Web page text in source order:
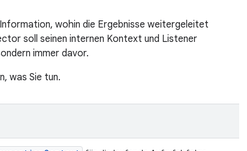
wohin die Ergebnisse weitergeleitet
soll seinen internen Kontext und Listener
immer davor.
was Sie tun.